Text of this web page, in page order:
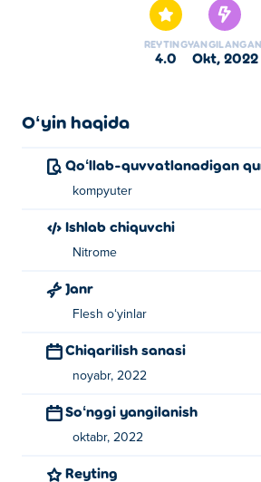
REYTING
4.0
YANGILANGAN
okt, 2022
Oʻyin haqida
Qoʻllab-quvvatlanadigan
kompyuter
Ishlab chiquvchi
Nitrome
Janr
Flesh oʻyinlar
Chiqarilish sanasi
noyabr, 2022
Soʻnggi yangilanish
oktabr, 2022
Reyting